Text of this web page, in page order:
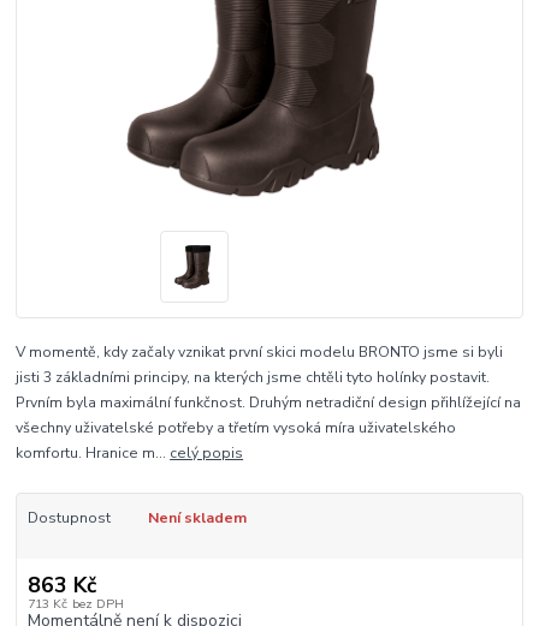
V momentě, kdy začaly vznikat první skici modelu BRONTO jsme si byli
jisti 3 základními principy, na kterých jsme chtěli tyto holínky postavit.
Prvním byla maximální funkčnost. Druhým netradiční design přihlížející na
všechny uživatelské potřeby a třetím vysoká míra uživatelského
komfortu. Hranice m... celý popis
Dostupnost Není skladem
863 Kč
713 Kč bez DPH
Momentálně není k dispozici